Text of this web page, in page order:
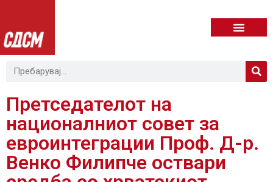
Претседателот на
националниот совет за
евроинтеграции Проф. Д-р.
Венко Филипче оствари